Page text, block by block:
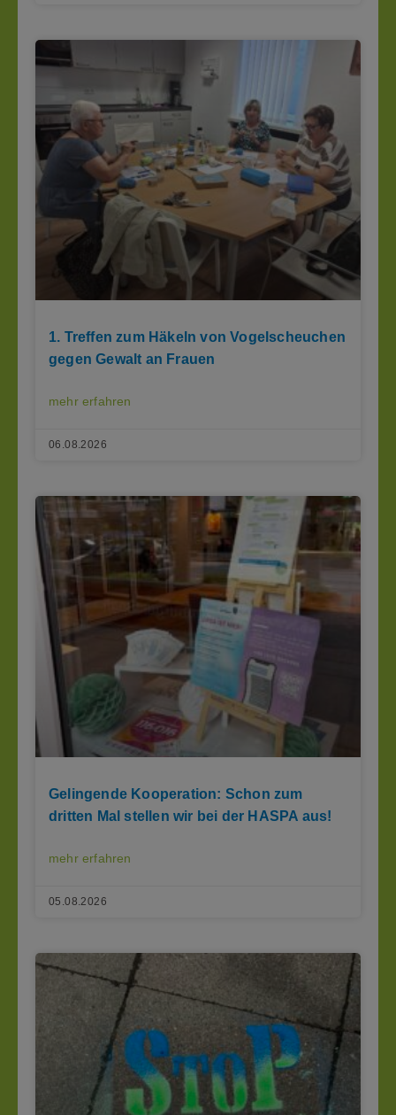
1. Treffen zum Häkeln von Vogelscheuchen
gegen Gewalt an Frauen
mehr erfahren
06.08.2026
Gelingende Kooperation: Schon zum
dritten Mal stellen wir bei der HASPA aus!
mehr erfahren
05.08.2026